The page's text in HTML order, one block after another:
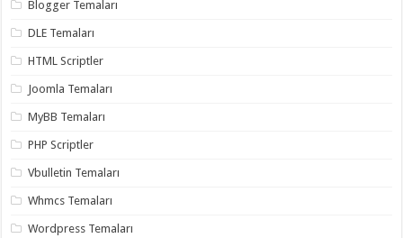
Blogger Temaları
DLE Temaları
HTML Scriptler
Joomla Temaları
MyBB Temaları
PHP Scriptler
Vbulletin Temaları
Whmcs Temaları
Wordpress Temaları